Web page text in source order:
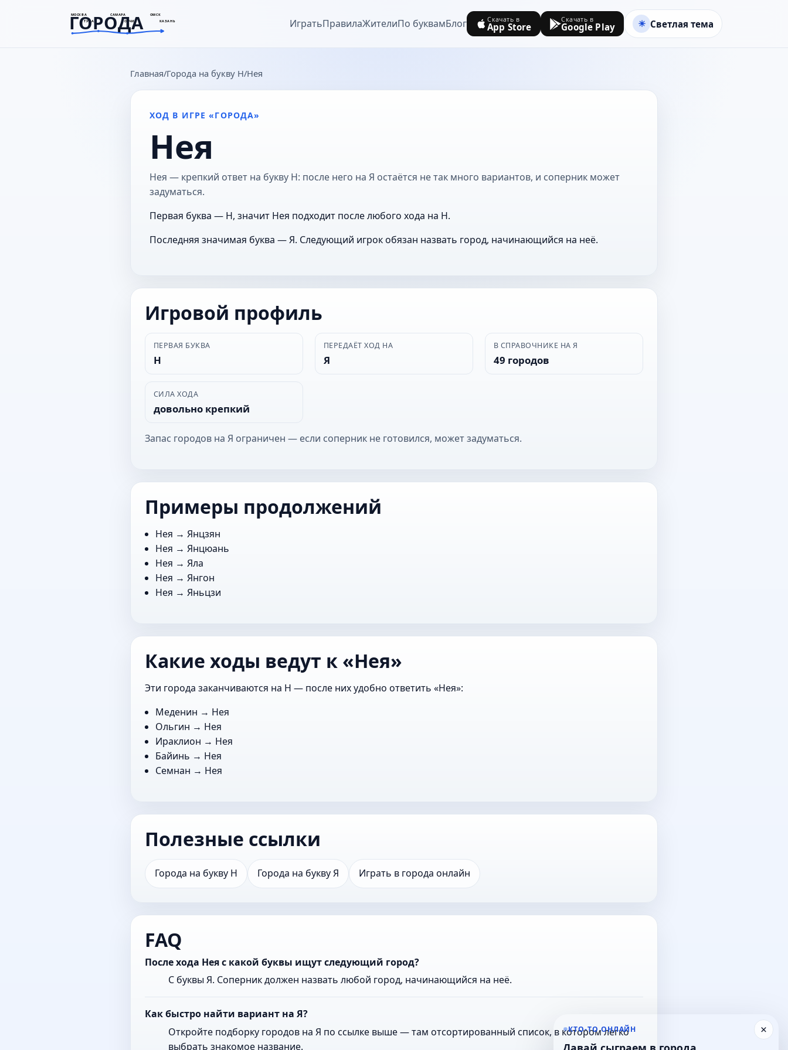
МОСКВА САМАРА ОМСК
ТУЛА СОЧИ КАЗАНЬ
ГОРОДА
goroda-na.ru ИгратьПравилаЖителиПо буквамБлог Скачать в
App Store
Скачать в
Google Play Светлая тема
Главная Города на букву Н Нея
ХОД В ИГРЕ «ГОРОДА»
Нея
Нея — крепкий ответ на букву Н: после него на Я остаётся не так много вариантов, и соперник может
задуматься.
Первая буква — Н, значит Нея подходит после любого хода на Н.
Последняя значимая буква — Я. Следующий игрок обязан назвать город, начинающийся на неё.
Игровой профиль
ПЕРВАЯ БУКВА
Н
ПЕРЕДАЁТ ХОД НА
Я
В СПРАВОЧНИКЕ НА Я
49 городов
СИЛА ХОДА
довольно крепкий
Запас городов на Я ограничен — если соперник не готовился, может задуматься.
Примеры продолжений
Нея →Янцзян
Нея →Янцюань
Нея →Яла
Нея →Янгон
Нея →Яньцзи
Какие ходы ведут к «Нея»
Эти города заканчиваются на Н — после них удобно ответить «Нея»:
Меденин → Нея
Ольгин → Нея
Ираклион → Нея
Байинь → Нея
Семнан → Нея
Полезные ссылки
Города на букву Н Города на букву Я Играть в города онлайн
FAQ
После хода Нея с какой буквы ищут следующий город?
С буквы Я. Соперник должен назвать любой город, начинающийся на неё.
Как быстро найти вариант на Я?
Откройте подборку городов на Я по ссылке выше — там отсортированный список, в котором легко
выбрать знакомое название.
×
КТО-ТО ОНЛАЙН